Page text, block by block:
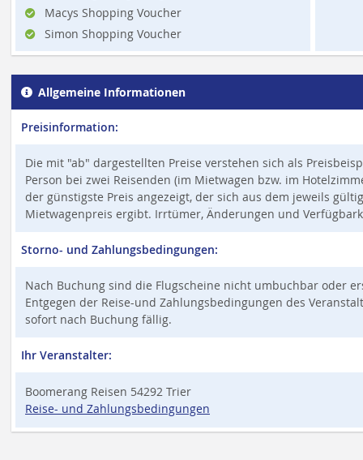
Macys Shopping Voucher
Simon Shopping Voucher
Allgemeine Informationen
Preisinformation:
Die mit "ab" dargestellten Preise verstehen sich als
Person bei zwei Reisenden (im Mietwagen bzw. im
der günstigste Preis angezeigt, der sich aus dem jeweils
Mietwagenpreis ergibt. Irrtümer, Änderungen und
Storno- und Zahlungsbedingungen:
Nach Buchung sind die Flugscheine nicht umbuchbar oder
Entgegen der Reise-und Zahlungsbedingungen des
sofort nach Buchung fällig.
Ihr Veranstalter:
Boomerang Reisen 54292 Trier
Reise- und Zahlungsbedingungen